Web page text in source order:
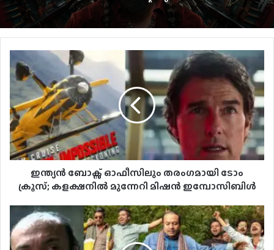
ആരാധകർ കാത്തിരിക്കുന്ന നാനി ചിത്രം, ‘ദ
പാരഡൈസ്’ ടീസർ ഡേറ്റ് പുറത്ത്
ലോകേഷ് കനകരാജ് നായകനാകുന്ന
‘ഡിസി’ ഓഗസ്റ്റ് 7-ന് എത്തും
ഇന്ത്യൻ ബോക്സ് ഓഫീസിലും തരംഗമായി ടോം
ക്രൂസ്; കളക്ഷനിൽ മുന്നേറി മിഷൻ ഇമ്പോസിബിൾ